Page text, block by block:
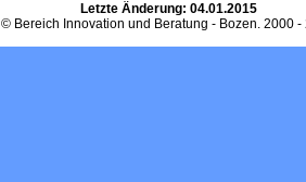
Letzte Änderung: 04.01.2015
© Bereich Innovation und Beratung - Bozen. 2000 -